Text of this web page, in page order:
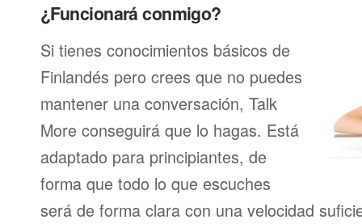
¿Funcionará conmigo?
Si tienes conocimientos básicos de
Finlandés pero crees que no puedes
mantener una conversación, Talk
More conseguirá que lo hagas. Está
adaptado para principiantes, de
forma que todo lo que escuches
será de forma clara con una velocidad